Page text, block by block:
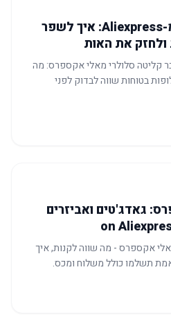
מגבר קליטה סלולרי מ-Aliexpress: איך לשפר
ולחזק את האות
קליטה סלולרי מאלי אקספרס: מה
בטוחות שווה לבדוק לפני
גאדג'טים ואביזרים
אקספרס - מה שווה לקנות, איך
תשלמו כולל משלוח ומכס.